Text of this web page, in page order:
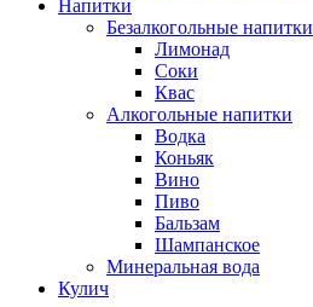
Напитки
Безалкогольные напитки
Лимонад
Соки
Квас
Алкогольные напитки
Водка
Коньяк
Вино
Пиво
Бальзам
Шампанское
Минеральная вода
Кулич